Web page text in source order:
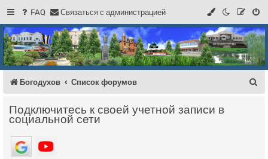
FAQ Связаться с администрацией
Регистрация
Форум Богодухова
Богодухов
Богодухов Список форумов
Подключитесь к своей учетной записи в
социальной сети